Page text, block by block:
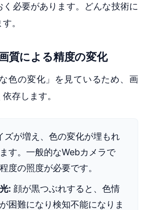
く必要があります。どんな技術に
。
質による精度の変化
色の変化」を見ているため、画
存します。
ズが増え、色の変化が埋もれ
す。一般的なWebカメラで
度の照度が必要です。
: 顔が黒つぶれすると、色情
困難になり検知不能になりま